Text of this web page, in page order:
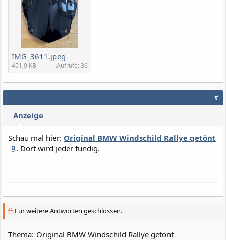
IMG_3611.jpeg
451,9 KB Aufrufe: 36
#
Anzeige
Schau mal hier: Original BMW Windschild Rallye getönt
. Dort wird jeder fündig.
Für weitere Antworten geschlossen.
Thema: Original BMW Windschild Rallye getönt